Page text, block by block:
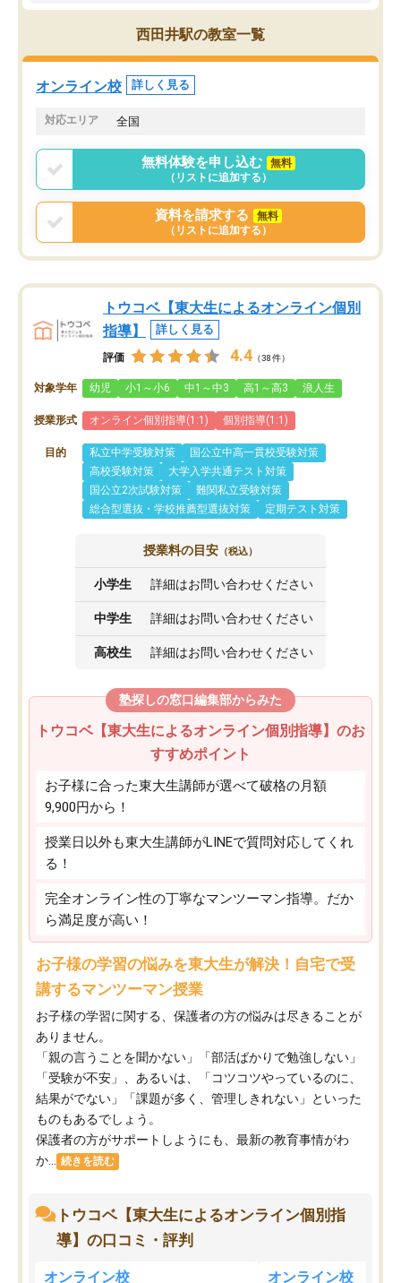
であるので無料の週末教室を使用しな
がら頑張って欲しいと思います！
西田井駅の教室一覧
オンライン校 詳しく見る
対応エリア 全国
無料体験を申し込む
無料
（リストに追加する）
資料を請求する
無料
（リストに追加する）
トウコベ【東大生によるオンライン個別
指導】
詳しく見る
評価 4.4 （38件）
対象学年 幼児 小1～小6 中1～中3 高1～高3 浪人生
授業形式 オンライン個別指導(1:1) 個別指導(1:1)
目的 私立中学受験対策
国公立中高一貫校受験対策
高校受験対策
大学入学共通テスト対策
国公立2次試験対策
難関私立受験対策
総合型選抜・学校推薦型選抜対策
定期テスト対策
授業料の目安 （税込）
小学生 詳細はお問い合わせください
中学生 詳細はお問い合わせください
高校生 詳細はお問い合わせください
塾探しの窓口編集部からみた
トウコベ【東大生によるオンライン個別指導】のお
すすめポイント
お子様に合った東大生講師が選べて破格の月額
9,900円から！
授業日以外も東大生講師がLINEで質問対応してくれ
る！
完全オンライン性の丁寧なマンツーマン指導。だか
ら満足度が高い！
お子様の学習の悩みを東大生が解決！自宅で受
講するマンツーマン授業
お子様の学習に関する、保護者の方の悩みは尽きることが
ありません。
「親の言うことを聞かない」「部活ばかりで勉強しない」
「受験が不安」、あるいは、「コツコツやっているのに、
結果がでない」「課題が多く、管理しきれない」といった
ものもあるでしょう。
保護者の方がサポートしようにも、最新の教育事情がわ
か...
続きを読む
トウコベ【東大生によるオンライン個別指
導】の口コミ・評判
オンライン校 オンライン校